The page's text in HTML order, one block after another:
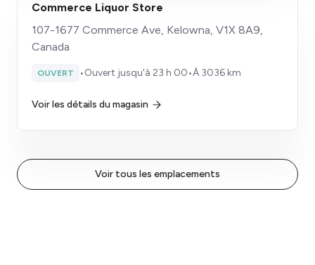
Commerce Liquor Store
107-1677 Commerce Ave, Kelowna, V1X 8A9,
Canada
OUVERT •Ouvert jusqu'à 23 h 00•À 3036 km
Voir les détails du magasin
Voir tous les emplacements